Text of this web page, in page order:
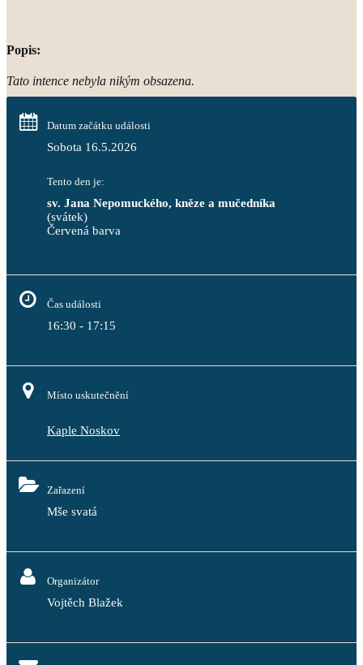
Popis:
Tato intence nebyla nikým obsazena.
Datum začátku události
Sobota 16.5.2026
Tento den je:
sv. Jana Nepomuckého, kněze a mučedníka
(svátek)
Červená barva
Čas události
16:30 - 17:15
Místo uskutečnění
Kaple Noskov
Zařazení
Mše svatá
Organizátor
Vojtěch Blažek